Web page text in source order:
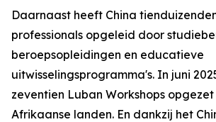
Daarnaast heeft China
professionals opgeleid door
beroepsopleidingen en educatieve
uitwisselingsprogramma's. In juni
zeventien Luban Workshops
Afrikaanse landen. En dankzij het